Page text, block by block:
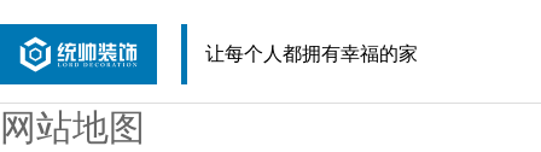
让每个人都拥有幸福的家
网站地图